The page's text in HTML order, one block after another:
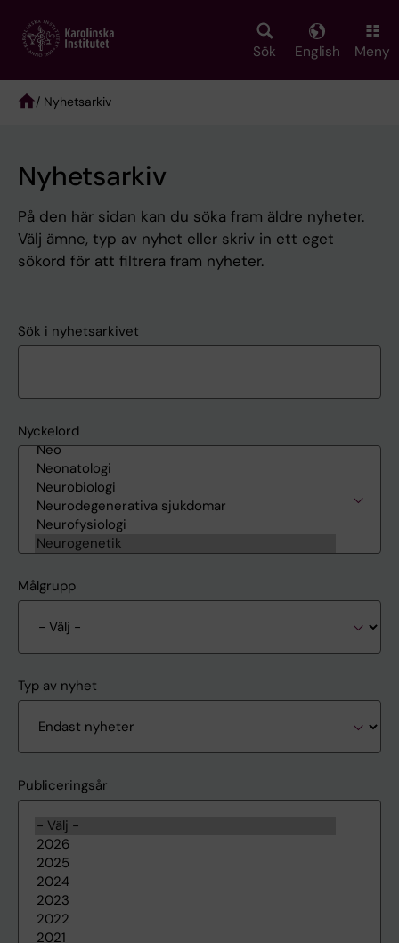
main
Sök English Meny
/ Nyhetsarkiv
Nyhetsarkiv
På den här sidan kan du söka fram äldre nyheter.
Välj ämne, typ av nyhet eller skriv in ett eget
sökord för att filtrera fram nyheter.
Sök i nyhetsarkivet
Nyckelord
Målgrupp
Typ av nyhet
Publiceringsår